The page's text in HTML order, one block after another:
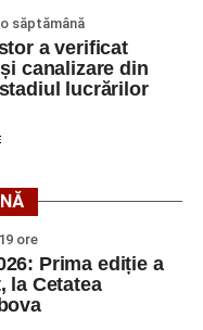
News
în stare gravă la
din Sebeș: fermeie
ce a fost lovită de o
a Transylvania
săptămână
a verificat
canalizare din
lucrărilor
ore
Prima ediție a
la Cetatea